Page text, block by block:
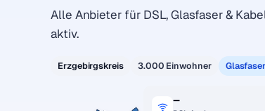
Alle Anbieter für DSL, Glasfaser &
aktiv.
Erzgebirgskreis 3.000 Einwohner
–